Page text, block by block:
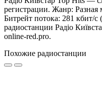
регистрации. Жанр:
Битрейт потока: 281 кбит/
радиостанции Радіо
online-red.pro.
Похожие радиостанции